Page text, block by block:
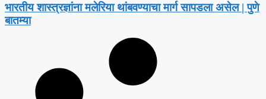
भारतीय शास्त्रज्ञांना मलेरिया थांबवण्याचा मार्ग सापडला असेल | पुणे
बातम्या